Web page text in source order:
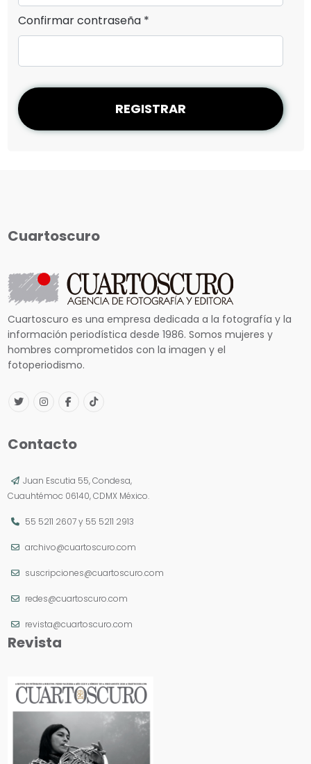
Confirmar contraseña *
REGISTRAR
Cuartoscuro
Cuartoscuro es una empresa dedicada a la fotografía y la
información periodística desde 1986. Somos mujeres y
hombres comprometidos con la imagen y el
fotoperiodismo.
Contacto
Juan Escutia 55, Condesa,
Cuauhtémoc 06140, CDMX México.
55 5211 2607y 55 5211 2913
archivo@cuartoscuro.com
suscripciones@cuartoscuro.com
redes@cuartoscuro.com
revista@cuartoscuro.com
Revista